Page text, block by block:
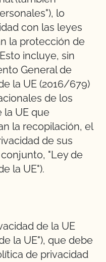
lo
con las leyes
la protección de
incluye, sin
General de
la UE (2016/679)
de los
la UE que
la recopilación, el
de sus
"Ley de
la UE").
de la UE
la UE"), que debe
de privacidad